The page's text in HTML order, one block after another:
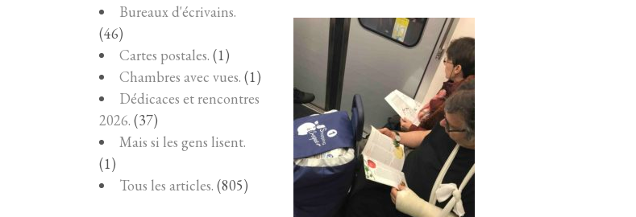
Bureaux d'écrivains.
(46)
Cartes postales. (1)
Chambres avec vues. (1)
Dédicaces et rencontres
2026. (37)
Mais si les gens lisent.
(1)
Tous les articles. (805)